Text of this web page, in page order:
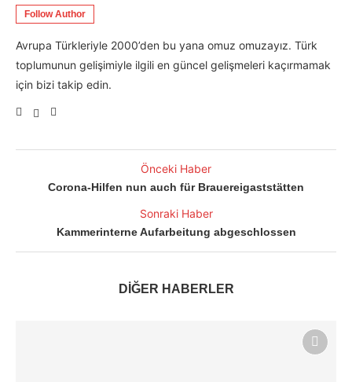
Follow Author
Avrupa Türkleriyle 2000’den bu yana omuz omuzayız. Türk
toplumunun gelişimiyle ilgili en güncel gelişmeleri kaçırmamak
için bizi takip edin.
Önceki Haber
Corona-Hilfen nun auch für Brauereigaststätten
Sonraki Haber
Kammerinterne Aufarbeitung abgeschlossen
DİĞER HABERLER